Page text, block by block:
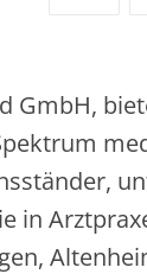
GmbH,
in